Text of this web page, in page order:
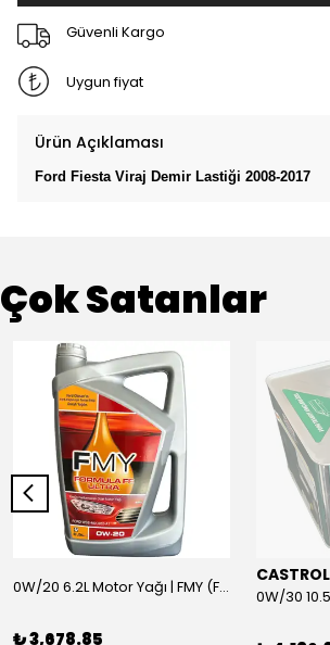
Güvenli Kargo
Uygun fiyat
Ürün Açıklaması
Ford Fiesta Viraj Demir Lastiği 2008-2017
Çok Satanlar
0W/20 6.2L Motor Yağı | FMY (Ford Motor Yağları)
₺ 3,678.85
CASTROL